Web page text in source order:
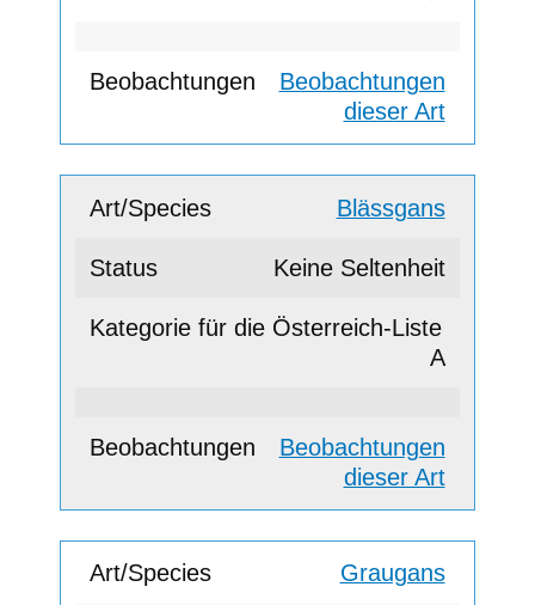
Beobachtungen
dieser Art
Blässgans
Keine Seltenheit
A
Beobachtungen
dieser Art
Graugans